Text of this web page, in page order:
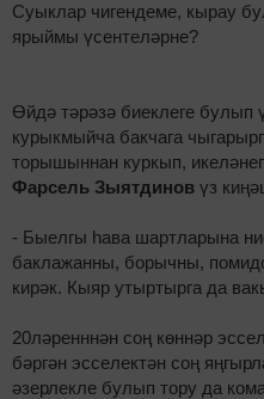
Суыклар чигендеме, кырау
ярыймы үсентеләрне?
Өйдә тәрәзә биеклеге булып
курыкмыйча бакчага
торышыннан куркып,
Фарсель Зыятдинов үз
- Быелгы һава шартларына
баклажанны, борычны,
кирәк. Кыяр утыртырга да
20ләренннән соң көннәр
бәргән эсселектән соң
әзерлекле булып тору да